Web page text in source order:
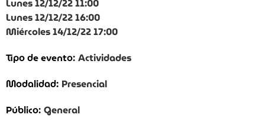
Lunes 12/12/22 11:00
Lunes 12/12/22 16:00
Miércoles 14/12/22 17:00
Tipo de evento: Actividades
Modalidad: Presencial
Público: General